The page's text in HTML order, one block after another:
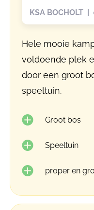
KSA BOCHOLT |
Hele mooie
voldoende plek
door een groot
speeltuin.
Groot bos
Speeltuin
proper en